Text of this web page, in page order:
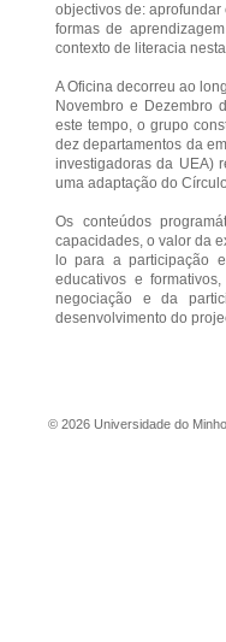
objectivos de:
formas de
contexto de literacia
A Oficina decorreu ao
Novembro e Dezembro
este tempo, o grupo
dez departamentos da
investigadoras da UEA)
uma adaptação do
Os conteúdos
capacidades, o valor da
lo para a participação
educativos e
negociação e da
desenvolvimento do
© 2026 Universidade do